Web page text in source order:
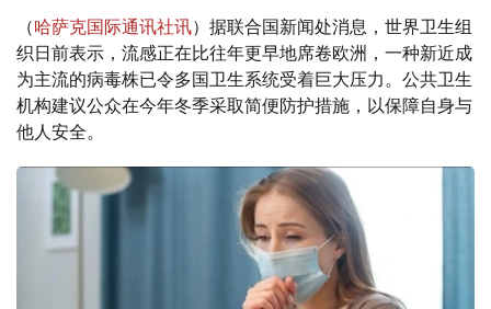
（哈萨克国际通讯社讯）据联合国新闻处消息，世界卫生组
织日前表示，流感正在比往年更早地席卷欧洲，一种新近成
为主流的病毒株已令多国卫生系统受着巨大压力。公共卫生
机构建议公众在今年冬季采取简便防护措施，以保障自身与
他人安全。